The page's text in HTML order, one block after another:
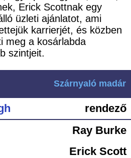
Erick Scottnak egy
üzleti ajánlatot, ami
karrierjét, és közben
meg a kosárlabda
szintjeit.
Szárnyaló madár
rendező
Ray Burke
Erick Scott